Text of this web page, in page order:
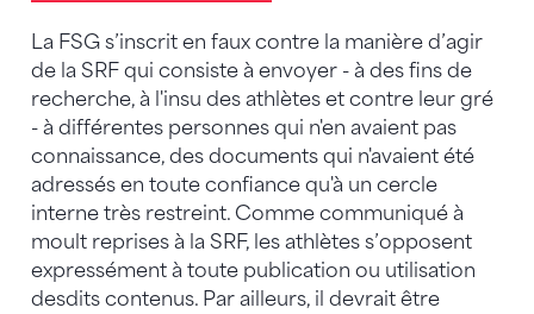
La FSG s’inscrit en faux contre la manière d’agir
de la SRF qui consiste à envoyer - à des fins de
recherche, à l'insu des athlètes et contre leur gré
- à différentes personnes qui n'en avaient pas
connaissance, des documents qui n'avaient été
adressés en toute confiance qu'à un cercle
interne très restreint. Comme communiqué à
moult reprises à la SRF, les athlètes s’opposent
expressément à toute publication ou utilisation
desdits contenus. Par ailleurs, il devrait être